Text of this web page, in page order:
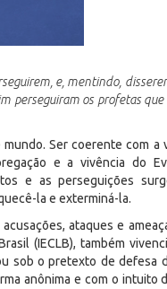
e, mentindo,
perseguiram os profetas
Ser coerente com a
e a vivência do
e as perseguições
la e exterminá-la.
ataques e
(IECLB), também
sob o pretexto de defesa
anônima e com o intuito